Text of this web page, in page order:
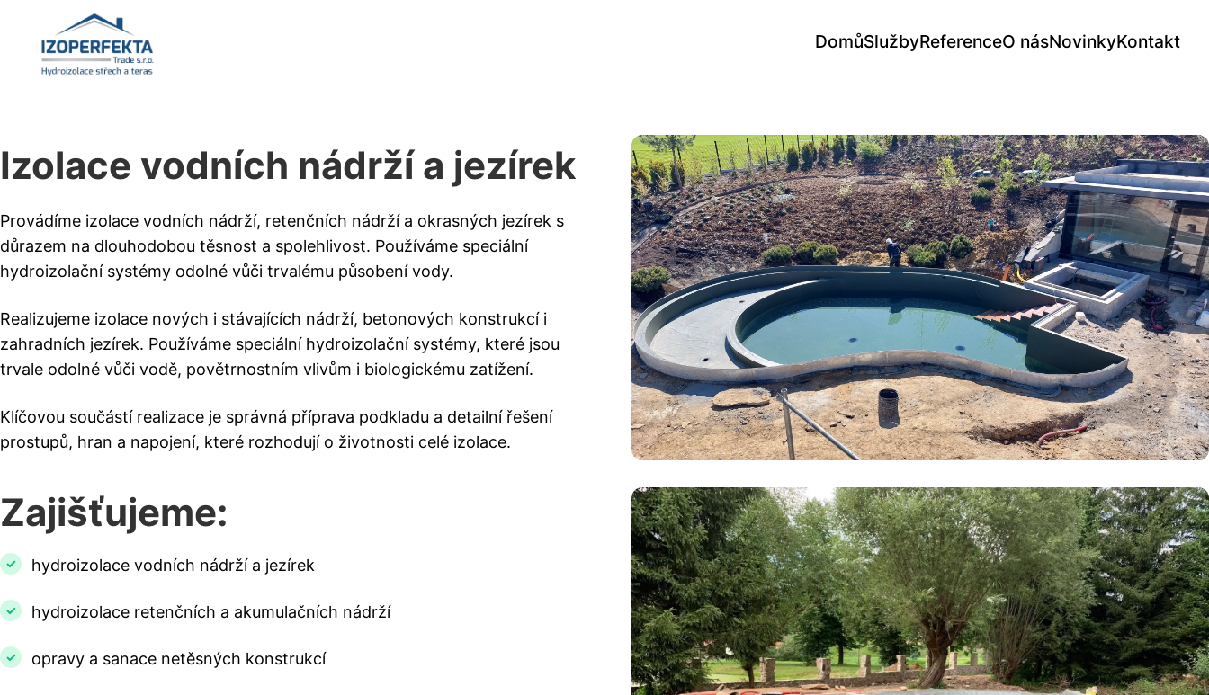
DomůSlužbyReferenceO násNovinkyKontakt
Izolace vodních nádrží a jezírek
Provádíme izolace vodních nádrží, retenčních nádrží a okrasných jezírek s
důrazem na dlouhodobou těsnost a spolehlivost. Používáme speciální
hydroizolační systémy odolné vůči trvalému působení vody.
Realizujeme izolace nových i stávajících nádrží, betonových konstrukcí i
zahradních jezírek. Používáme speciální hydroizolační systémy, které jsou
trvale odolné vůči vodě, povětrnostním vlivům i biologickému zatížení.
Klíčovou součástí realizace je správná příprava podkladu a detailní řešení
prostupů, hran a napojení, které rozhodují o životnosti celé izolace.
Zajišťujeme:
hydroizolace vodních nádrží a jezírek
hydroizolace retenčních a akumulačních nádrží
opravy a sanace netěsných konstrukcí